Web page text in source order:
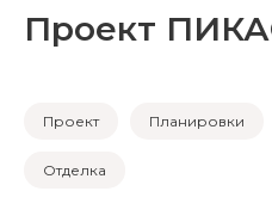
(812) 611-24-42
200-25-57
Санкт-Петербург,
Проект
Проект Планировки
Отделка